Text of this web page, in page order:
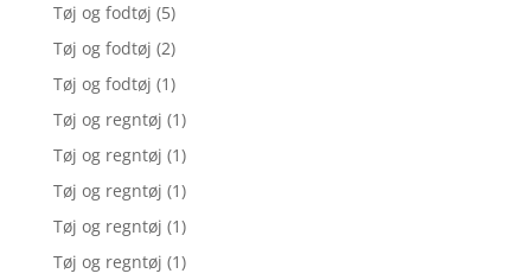
Tøj og fodtøj (5)
Tøj og fodtøj (2)
Tøj og fodtøj (1)
Tøj og regntøj (1)
Tøj og regntøj (1)
Tøj og regntøj (1)
Tøj og regntøj (1)
Tøj og regntøj (1)